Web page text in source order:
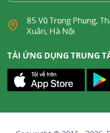
85 Vũ Trọng Phụng,
Xuân, Hà Nội
TẢI ỨNG DỤNG TRUNG